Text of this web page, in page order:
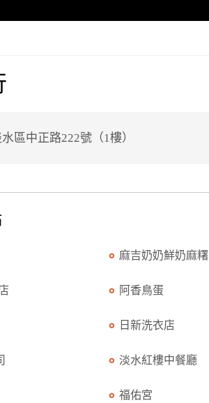
中正路222號（1樓）
麻吉奶奶鮮奶麻糬
阿香鳥蛋
日新洗衣店
淡水紅樓中餐廳
福佑宮